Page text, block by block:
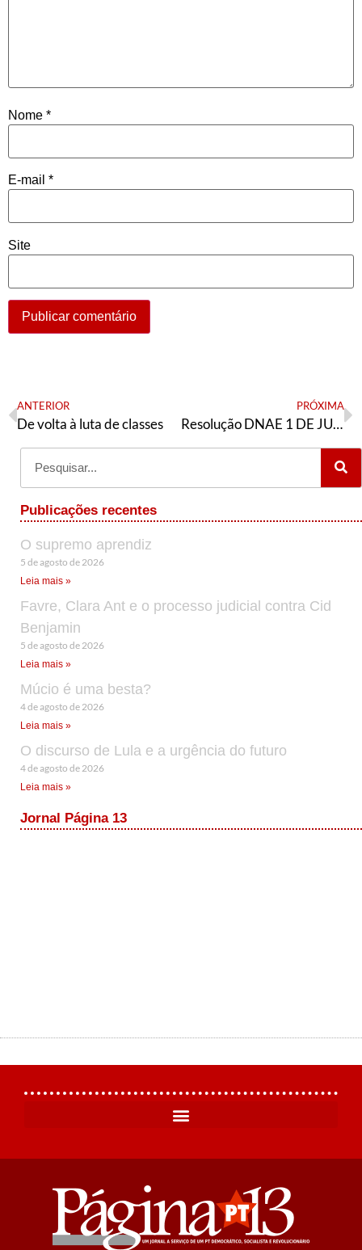
Nome *
E-mail *
Site
ANTERIOR
De volta à luta de classes
PRÓXIMA
Resolução DNAE 1 DE JULHO
Publicações recentes
O supremo aprendiz
5 de agosto de 2026
Leia mais »
Favre, Clara Ant e o processo judicial contra Cid
Benjamin
5 de agosto de 2026
Leia mais »
Múcio é uma besta?
4 de agosto de 2026
Leia mais »
O discurso de Lula e a urgência do futuro
4 de agosto de 2026
Leia mais »
Jornal Página 13